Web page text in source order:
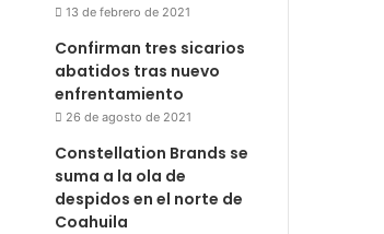
13 de febrero de 2021
Confirman tres sicarios
abatidos tras nuevo
enfrentamiento
26 de agosto de 2021
Constellation Brands se
suma a la ola de
despidos en el norte de
Coahuila